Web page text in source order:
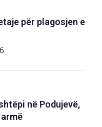
për plagosjen e
në Podujevë,